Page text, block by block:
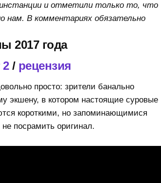
и отметили только то, что
нам. В комментариях обязательно
2017 года
/ рецензия
просто: зрители банально
экшену, в котором настоящие суровые
короткими, но запоминающимися
посрамить оригинал.